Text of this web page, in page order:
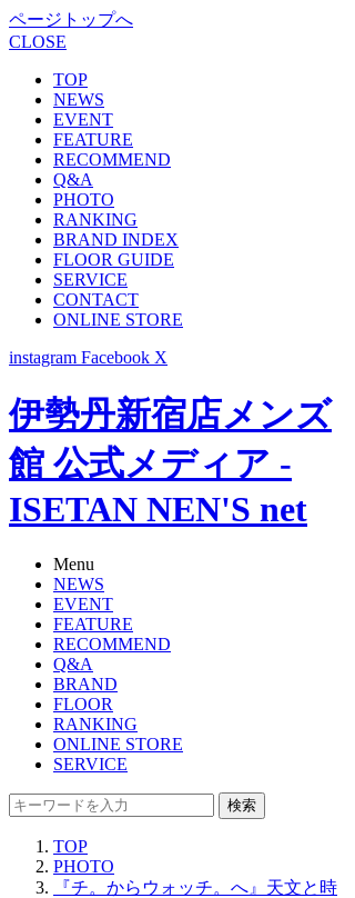
ページトップへ
CLOSE
TOP
NEWS
EVENT
FEATURE
RECOMMEND
Q&A
PHOTO
RANKING
BRAND INDEX
FLOOR GUIDE
SERVICE
CONTACT
ONLINE STORE
instagram Facebook X
伊勢丹新宿店メンズ
館 公式メディア -
ISETAN NEN'S net
Menu
NEWS
EVENT
FEATURE
RECOMMEND
Q&A
BRAND
FLOOR
RANKING
ONLINE STORE
SERVICE
検索
TOP
PHOTO
『チ。からウォッチ。へ』天文と時